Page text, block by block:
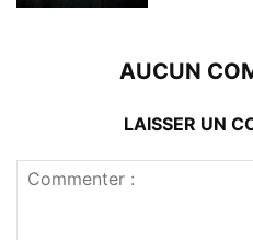
AUCUN
LAISSER UN